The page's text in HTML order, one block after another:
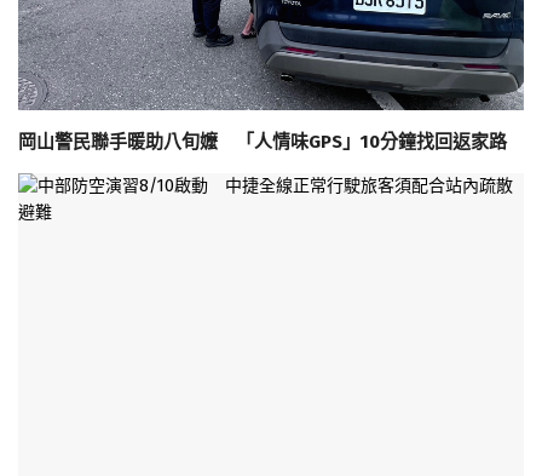
岡山警民聯手暖助八旬嬤 「人情味GPS」10分鐘找回返家路